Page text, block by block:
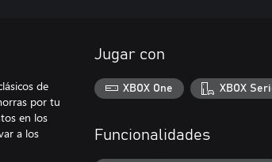
de
por tu
en los
a los
Jugar con
XBOX One XBOX
Funcionalidades